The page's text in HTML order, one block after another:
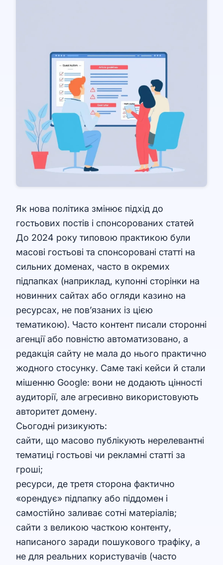
Як нова політика змінює підхід до
гостьових постів і спонсорованих статей
До 2024 року типовою практикою були
масові гостьові та спонсоровані статті на
сильних доменах, часто в окремих
підпапках (наприклад, купонні сторінки на
новинних сайтах або огляди казино на
ресурсах, не пов’язаних із цією
тематикою). Часто контент писали сторонні
агенції або повністю автоматизовано, а
редакція сайту не мала до нього практично
жодного стосунку. Саме такі кейси й стали
мішенню Google: вони не додають цінності
аудиторії, але агресивно використовують
авторитет домену.
Сьогодні ризикують:
сайти, що масово публікують нерелевантні
тематиці гостьові чи рекламні статті за
гроші;
ресурси, де третя сторона фактично
«орендує» підпапку або піддомен і
самостійно заливає сотні матеріалів;
сайти з великою часткою контенту,
написаного заради пошукового трафіку, а
не для реальних користувачів (часто